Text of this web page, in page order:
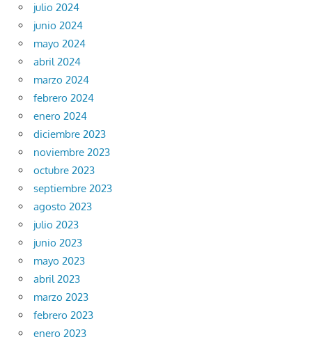
julio 2024
junio 2024
mayo 2024
abril 2024
marzo 2024
febrero 2024
enero 2024
diciembre 2023
noviembre 2023
octubre 2023
septiembre 2023
agosto 2023
julio 2023
junio 2023
mayo 2023
abril 2023
marzo 2023
febrero 2023
enero 2023